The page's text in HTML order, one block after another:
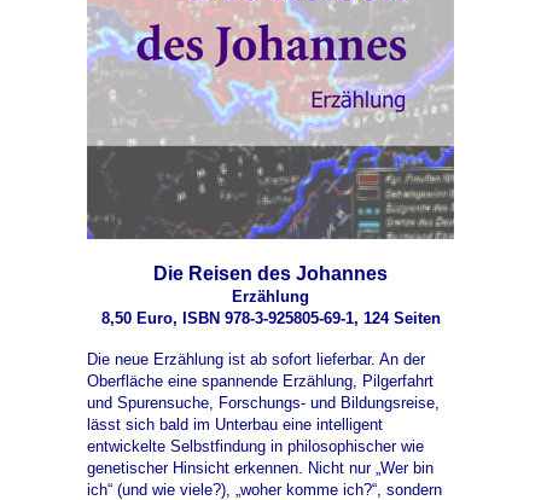
Die Reisen des Johannes
Erzählung
8,50 Euro, ISBN 978-3-925805-69-1, 124 Seiten
Die neue Erzählung ist ab sofort lieferbar. An der
Oberfläche eine spannende Erzählung, Pilgerfahrt
und Spurensuche, Forschungs- und Bildungsreise,
lässt sich bald im Unterbau eine intelligent
entwickelte Selbstfindung in philosophischer wie
genetischer Hinsicht erkennen. Nicht nur „Wer bin
ich“ (und wie viele?), „woher komme ich?“, sondern